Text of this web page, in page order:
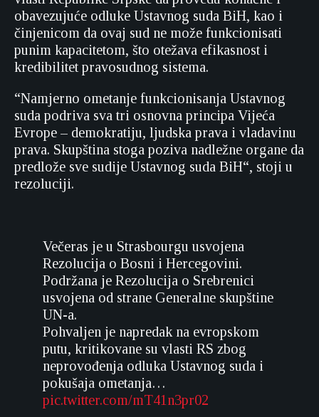
obavezujuće odluke Ustavnog suda BiH, kao i
činjenicom da ovaj sud ne može funkcionisati
punim kapacitetom, što otežava efikasnost i
kredibilitet pravosudnog sistema.
“Namjerno ometanje funkcionisanja Ustavnog
suda podriva sva tri osnovna principa Vijeća
Evrope – demokratiju, ljudska prava i vladavinu
prava. Skupština stoga poziva nadležne organe da
predlože sve sudije Ustavnog suda BiH“, stoji u
rezoluciji.
Večeras je u Strasbourgu usvojena
Rezolucija o Bosni i Hercegovini.
Podržana je Rezolucija o Srebrenici
usvojena od strane Generalne skupštine
UN-a.
Pohvaljen je napredak na evropskom
putu, kritikovane su vlasti RS zbog
neprovođenja odluka Ustavnog suda i
pokušaja ometanja…
pic.twitter.com/mT41n3pr02